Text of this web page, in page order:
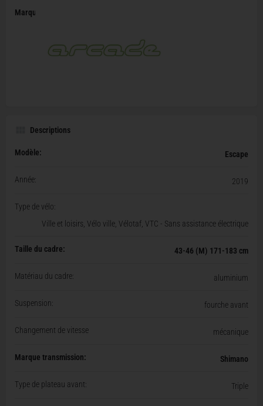
Marque
Descriptions
Modèle: Escape
Année: 2019
Type de vélo:
Ville et loisirs, Vélo ville, Vélotaf, VTC - Sans assistance électrique
Taille du cadre: 43-46 (M) 171-183 cm
Matériau du cadre: aluminium
Suspension: fourche avant
Changement de vitesse mécanique
Marque transmission: Shimano
Type de plateau avant: Triple